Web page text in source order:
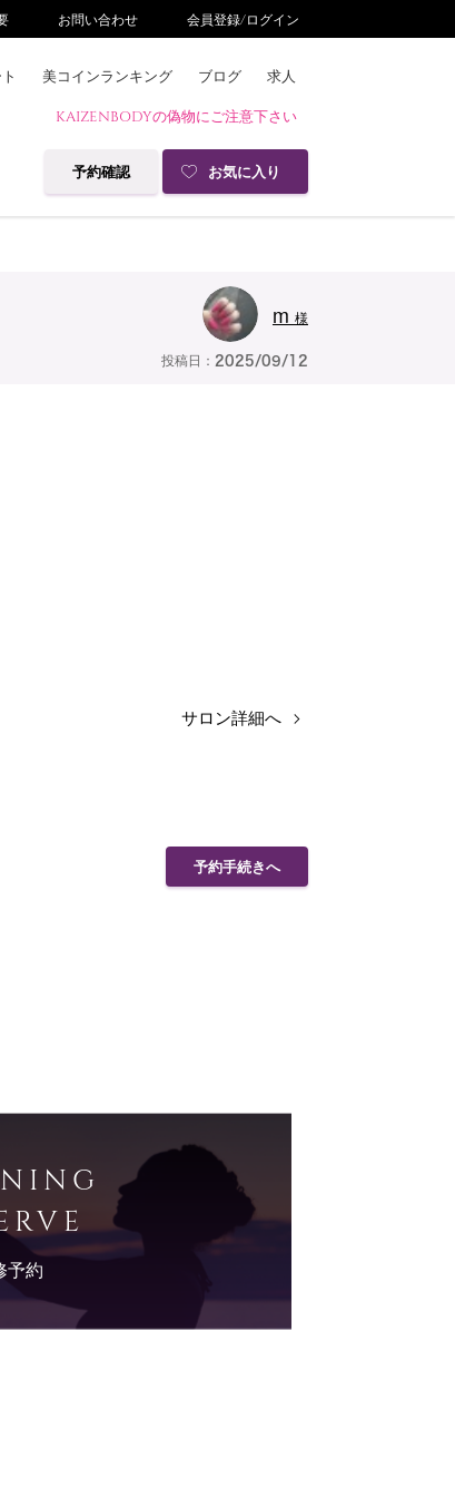
お問い合わせ 会員登録/ログイン
美コインランキング ブログ 求人
KAIZENBODYの偽物にご注意下さい
予約確認 お気に入り
m 様
投稿日： 2025/09/12
サロン詳細へ
予約手続きへ
予約